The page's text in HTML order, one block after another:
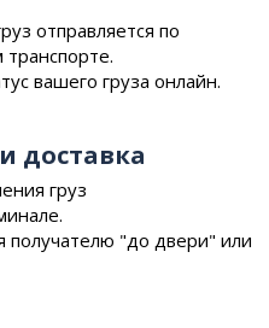
отправляется по
вашего груза онлайн.
доставка
груз
получателю "до двери" или